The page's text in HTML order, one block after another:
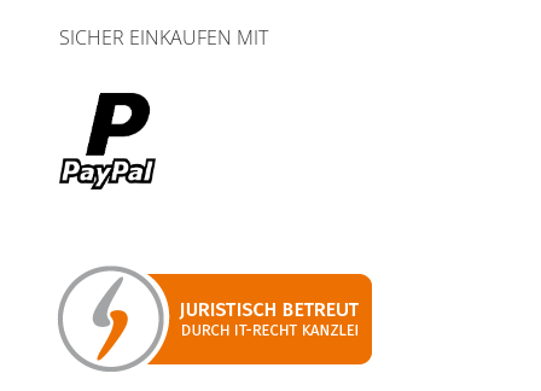
SICHER EINKAUFEN MIT